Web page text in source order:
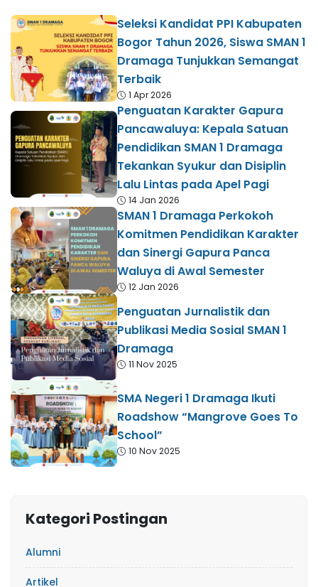
Seleksi Kandidat PPI Kabupaten
Bogor Tahun 2026, Siswa SMAN 1
Dramaga Tunjukkan Semangat
Terbaik
1 Apr 2026
Penguatan Karakter Gapura
Pancawaluya: Kepala Satuan
Pendidikan SMAN 1 Dramaga
Tekankan Syukur dan Disiplin
Lalu Lintas pada Apel Pagi
14 Jan 2026
SMAN 1 Dramaga Perkokoh
Komitmen Pendidikan Karakter
dan Sinergi Gapura Panca
Waluya di Awal Semester
12 Jan 2026
Penguatan Jurnalistik dan
Publikasi Media Sosial SMAN 1
Dramaga
11 Nov 2025
SMA Negeri 1 Dramaga Ikuti
Roadshow “Mangrove Goes To
School”
10 Nov 2025
Kategori Postingan
Alumni
Artikel